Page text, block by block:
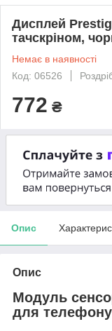
Дисплей
тачскріном,
Немає в наявності
Код: 06526
772 ₴
Опис
Опис
Модуль
для